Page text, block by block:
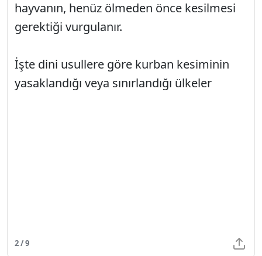
hayvanın, henüz ölmeden önce kesilmesi
gerektiği vurgulanır.
İşte dini usullere göre kurban kesiminin
yasaklandığı veya sınırlandığı ülkeler
2 / 9